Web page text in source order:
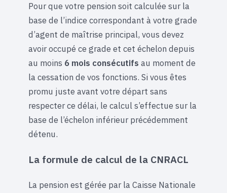
Pour que votre pension soit calculée sur la
base de l’indice correspondant à votre grade
d’agent de maîtrise principal, vous devez
avoir occupé ce grade et cet échelon depuis
au moins 6 mois consécutifs au moment de
la cessation de vos fonctions. Si vous êtes
promu juste avant votre départ sans
respecter ce délai, le calcul s’effectue sur la
base de l’échelon inférieur précédemment
détenu.
La formule de calcul de la CNRACL
La pension est gérée par la Caisse Nationale